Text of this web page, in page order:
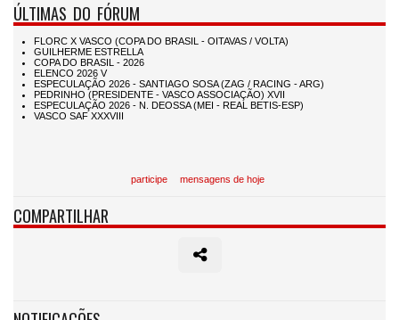
ÚLTIMAS DO FÓRUM
participe mensagens de hoje
COMPARTILHAR